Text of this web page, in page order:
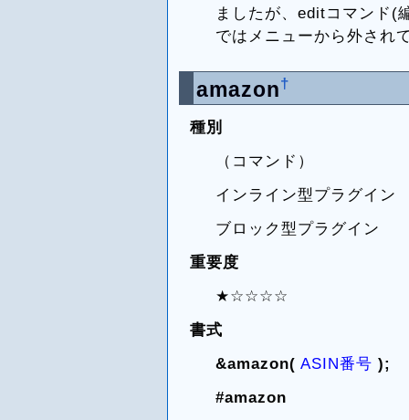
ましたが、editコマンド(
ではメニューから外され
amazon†
種別
（コマンド）
インライン型プラグイン
ブロック型プラグイン
重要度
★☆☆☆☆
書式
&amazon( ASIN番号 );
#amazon